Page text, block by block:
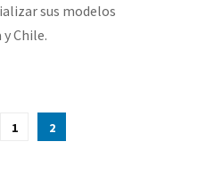
sus modelos
Chile.
1 2